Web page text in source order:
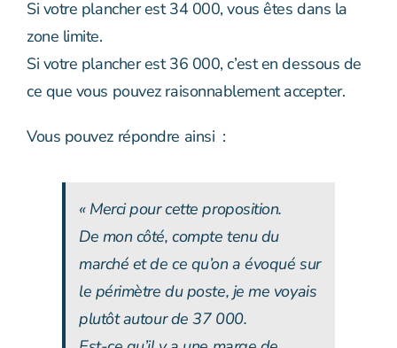
Si votre plancher est 34 000, vous êtes dans la
zone limite.
Si votre plancher est 36 000, c’est en dessous de
ce que vous pouvez raisonnablement accepter.
Vous pouvez répondre ainsi :
« Merci pour cette proposition.
De mon côté, compte tenu du
marché et de ce qu’on a évoqué sur
le périmètre du poste, je me voyais
plutôt autour de 37 000.